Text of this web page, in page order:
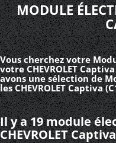
MODULE
Vous cherchez votre
votre CHEVROLET
avons une sélection de
les CHEVROLET Captiva
Il y a 19 module
CHEVROLET